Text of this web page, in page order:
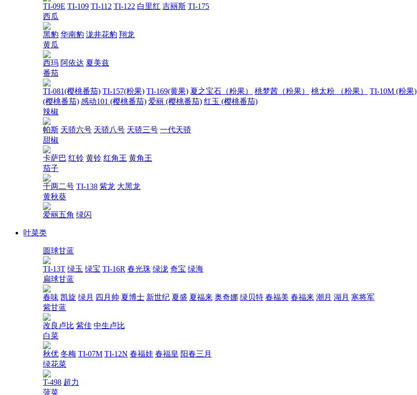
TI-09E TI-109 TI-112 TI-122 白里红 吉丽斯 TI-175
西瓜
黑豹 华南豹 泷井花豹 翔龙
黄瓜
西玛 阿依达 夏美兹
番茄
TI-081(樱桃番茄) TI-157(粉果) TI-169(黄果) 夏之宝石（粉果） 桃梦茜（粉果） 桃太粉 （粉果） TI-10M (粉果)
(樱桃番茄) 感动101 (樱桃番茄) 爱丽 (樱桃番茄) 红玉 (樱桃番茄)
辣椒
帕斯 天骄六号 天骄八号 天骄三号 一代天骄
甜椒
卡萨巴 红铃 黄铃 红角王 黄角王
茄子
千两二号 TI-138 紫龙 大黑龙
黄秋葵
爱丽五角 绿闪
叶菜类
圆球甘蓝
TI-13T 绿玉 绿宝 TI-16R 春光珠 绿泷 奇宝 绿海
扁球甘蓝
春味 凯旋 绿月 四月帅 夏博士 新世纪 夏盛 夏福来 奥奇娜 绿贝特 春福美 春福来 潮月 湖月 寒将军
紫甘蓝
改良卢比 紫佳 中生卢比
白菜
秋优 冬梅 TI-07M TI-12N 春福娃 春福皇 阳春三月
绿花菜
T-498 超力
菠菜